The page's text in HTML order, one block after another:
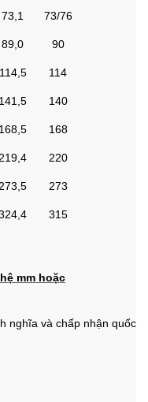
73,1 73/76
89,0 90
114,5 114
141,5 140
168,5 168
219,4 220
273,5 273
315
mm hoặc
nghĩa và chấp nhận quốc